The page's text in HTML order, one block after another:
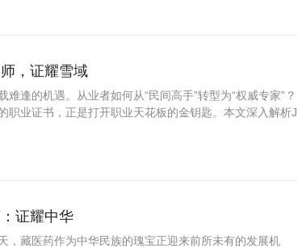
，证耀雪域
难逢的机遇。从业者如何从“民间高手”转型为“权威专家”？
职业证书，正是打开职业天花板的金钥匙。本文深入解析J
证耀中华
，藏医药作为中华民族的瑰宝正迎来前所未有的发展机